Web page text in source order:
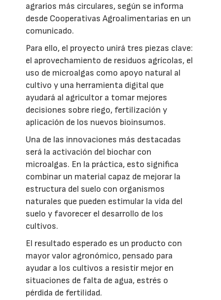
agrarios más circulares, según se informa
desde Cooperativas Agroalimentarias en un
comunicado.
Para ello, el proyecto unirá tres piezas clave:
el aprovechamiento de residuos agrícolas, el
uso de microalgas como apoyo natural al
cultivo y una herramienta digital que
ayudará al agricultor a tomar mejores
decisiones sobre riego, fertilización y
aplicación de los nuevos bioinsumos.
Una de las innovaciones más destacadas
será la activación del biochar con
microalgas. En la práctica, esto significa
combinar un material capaz de mejorar la
estructura del suelo con organismos
naturales que pueden estimular la vida del
suelo y favorecer el desarrollo de los
cultivos.
El resultado esperado es un producto con
mayor valor agronómico, pensado para
ayudar a los cultivos a resistir mejor en
situaciones de falta de agua, estrés o
pérdida de fertilidad.